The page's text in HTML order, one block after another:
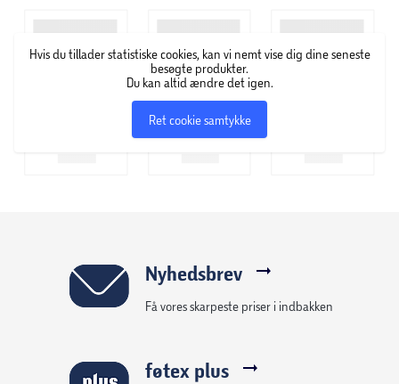
Indhold: 4 poser, 1 motorbeskyttelsesfilter, 1
udblæsningsluftfilter
Passer for eksempel til Complete C1, Compact C1,
Hvis du tillader statistiske cookies, kan vi nemt vise dig dine seneste
besøgte produkter.
Du kan altid ændre det igen.
Ret cookie samtykke
Nyhedsbrev
Få vores skarpeste priser i indbakken
føtex plus